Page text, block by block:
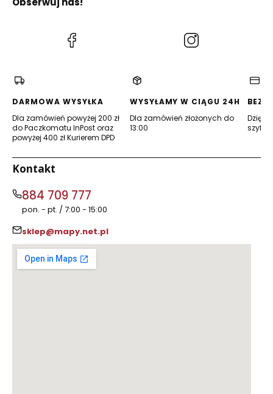
samocho
(Otwiera
DARMOWA WYSYŁKA
Dla zamówień powyżej 200 zł
do Paczkomatu InPost oraz
powyżej 400 zł Kurierem DPD
WYSYŁAMY W CIĄGU 24H
Dla zamówień złożonych do
13:00
Dzięki
Kontakt
884 709 777
pon. - pt. / 7:00 - 15:00
sklep@mapy.net.pl